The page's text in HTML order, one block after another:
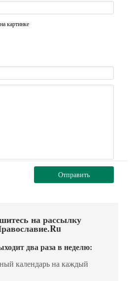
картинке
Отправить
на рассылку
два раза в неделю:
календарь на каждый